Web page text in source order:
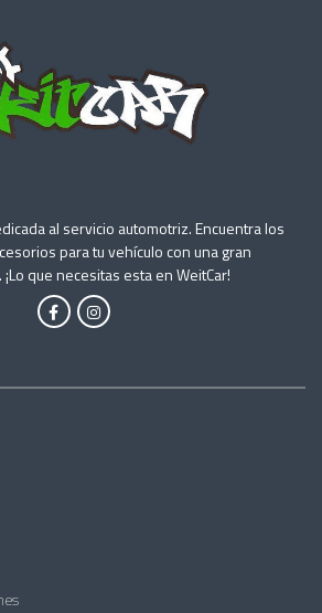
al servicio automotriz. Encuentra los
para tu vehículo con una gran
que necesitas esta en WeitCar!